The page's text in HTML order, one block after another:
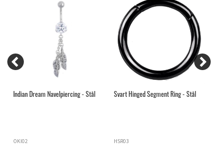
Indian Dream Navelpiercing - Stål
OKI02
Svart Hinged Segment Ring - Stål
HSR03